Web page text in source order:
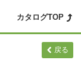
カタログTOP
戻る